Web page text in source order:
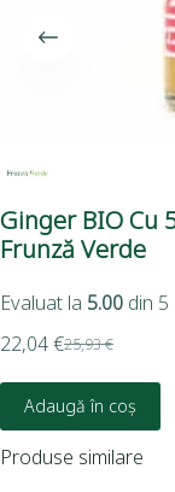
Ginger BIO Cu
Frunză Verde
Evaluat la 5.00 din 5
25,93€
22,04€
Adaugă în coș
Produse similare